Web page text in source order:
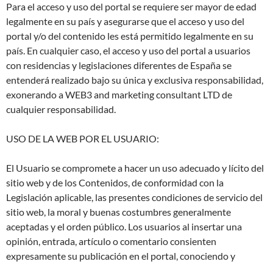
Para el acceso y uso del portal se requiere ser mayor de edad
legalmente en su país y asegurarse que el acceso y uso del
portal y/o del contenido les está permitido legalmente en su
país. En cualquier caso, el acceso y uso del portal a usuarios
con residencias y legislaciones diferentes de España se
entenderá realizado bajo su única y exclusiva responsabilidad,
exonerando a WEB3 and marketing consultant LTD de
cualquier responsabilidad.
USO DE LA WEB POR EL USUARIO:
El Usuario se compromete a hacer un uso adecuado y lícito del
sitio web y de los Contenidos, de conformidad con la
Legislación aplicable, las presentes condiciones de servicio del
sitio web, la moral y buenas costumbres generalmente
aceptadas y el orden público. Los usuarios al insertar una
opinión, entrada, artículo o comentario consienten
expresamente su publicación en el portal, conociendo y